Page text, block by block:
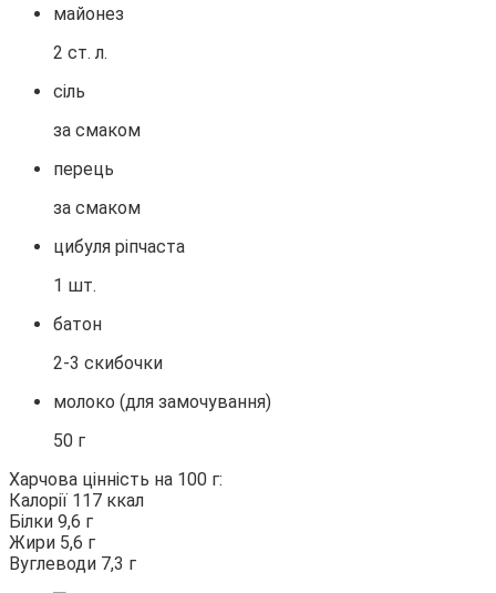
майонез
2 ст. л.
сіль
за смаком
перець
за смаком
цибуля ріпчаста
1 шт.
батон
2-3 скибочки
молоко (для замочування)
50 г
Харчова цінність на 100 г:
Калорії 117 ккал
Білки 9,6 г
Жири 5,6 г
Вуглеводи 7,3 г